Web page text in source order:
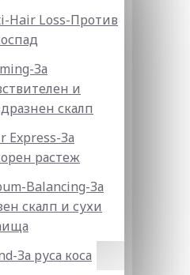
Hair Loss-Против
За
и
скалп
Express-За
растеж
Balancing-За
скалп и сухи
За руса коса